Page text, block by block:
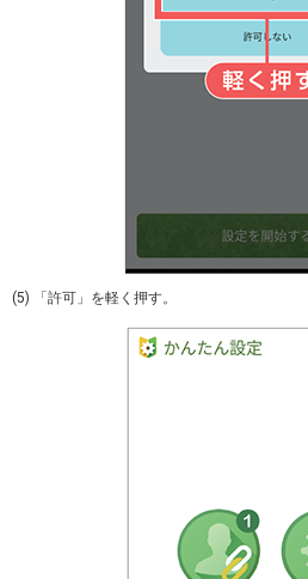
(5) 「許可」を軽く押す。